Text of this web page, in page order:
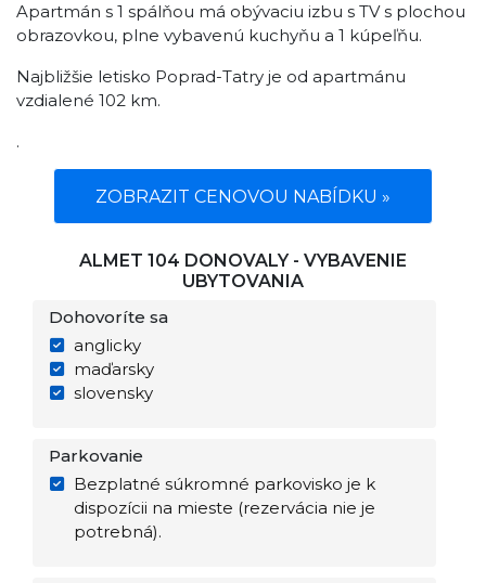
Apartmán s 1 spálňou má obývaciu izbu s TV s plochou
obrazovkou, plne vybavenú kuchyňu a 1 kúpeľňu.
Najbližšie letisko Poprad-Tatry je od apartmánu
vzdialené 102 km.
.
ZOBRAZIT CENOVOU NABÍDKU »
ALMET 104 DONOVALY - VYBAVENIE
UBYTOVANIA
Dohovoríte sa
anglicky
maďarsky
slovensky
Parkovanie
Bezplatné súkromné parkovisko je k
dispozícii na mieste (rezervácia nie je
potrebná).